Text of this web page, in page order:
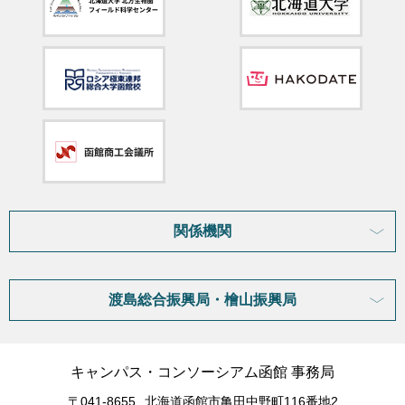
関係機関
渡島総合振興局・檜山振興局
キャンパス・コンソーシアム函館 事務局
〒041-8655 北海道函館市亀田中野町116番地2